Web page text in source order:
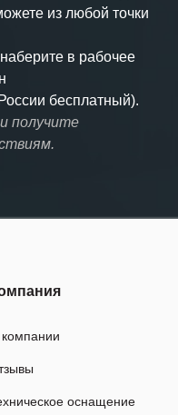
из любой точки
в рабочее
бесплатный).
получите
оснащение